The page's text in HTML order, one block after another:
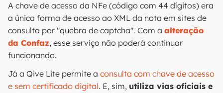
A chave de acesso da NFe (código com 44 dígitos) era
a única forma de acesso ao XML da nota em sites de
consulta por "quebra de captcha". Com a alteração
da Confaz, esse serviço não poderá continuar
funcionando.
Já a Qive Lite permite a consulta com chave de acesso
e sem certificado digital. E, sim, utiliza vias oficiais e